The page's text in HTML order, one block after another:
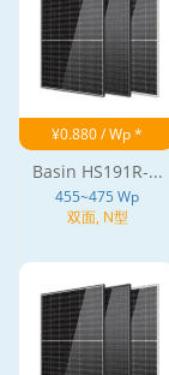
¥0.880 / Wp *
Basin HS191R-...
455~475 Wp
双面, N型